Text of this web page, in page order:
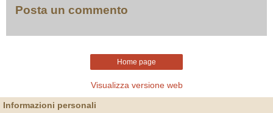
Posta un commento
Home page
Visualizza versione web
Informazioni personali